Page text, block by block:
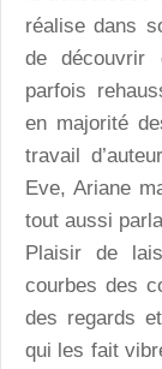
réalise dans
de découvrir
parfois
en majorité
travail
Eve, Ariane
tout aussi
Plaisir de
courbes des
des regards
qui les fait